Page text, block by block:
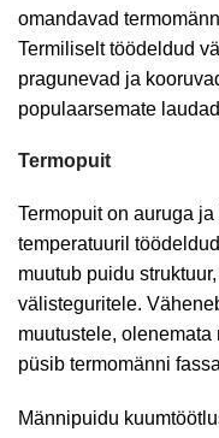
omandavad
Termiliselt töödeldud
pragunevad ja
populaarsemate
Termopuit
Termopuit on auruga
temperatuuril
muutub puidu
välisteguritele.
muutustele,
püsib termomänni
Männipuidu